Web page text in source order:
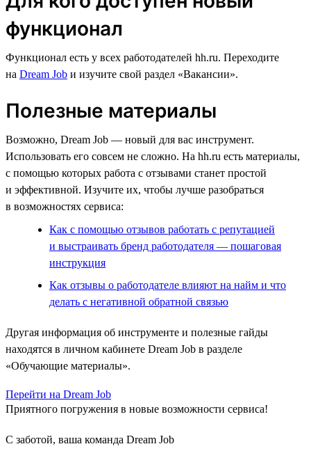
функционал
Функционал есть у всех работодателей hh.ru. Переходите
на Dream Job и изучите свой раздел «Вакансии».
Полезные материалы
Возможно, Dream Job — новый для вас инструмент.
Использовать его совсем не сложно. На hh.ru есть материалы,
с помощью которых работа с отзывами станет простой
и эффективной. Изучите их, чтобы лучше разобраться
в возможностях сервиса:
Как с помощью отзывов работать с репутацией
и выстраивать бренд работодателя — пошаговая
инструкция
Как отзывы о работодателе влияют на найм и что
делать с негативной обратной связью
Другая информация об инструменте и полезные гайды
находятся в личном кабинете Dream Job в разделе
«Обучающие материалы».
Перейти на Dream Job
Приятного погружения в новые возможности сервиса!
С заботой, ваша команда Dream Job